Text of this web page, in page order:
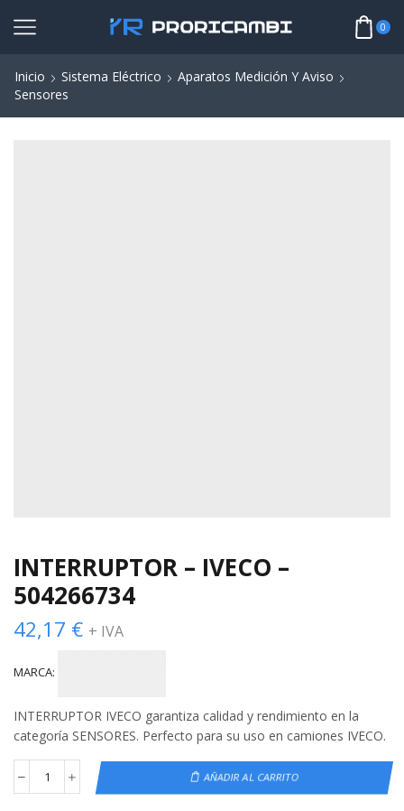
0
Inicio Sistema Eléctrico
Aparatos Medición Y Aviso
Sensores
INTERRUPTOR – IVECO –
504266734
42,17 € + IVA
MARCA:
INTERRUPTOR IVECO garantiza calidad y rendimiento en la
categoría SENSORES. Perfecto para su uso en camiones IVECO.
AÑADIR AL CARRITO